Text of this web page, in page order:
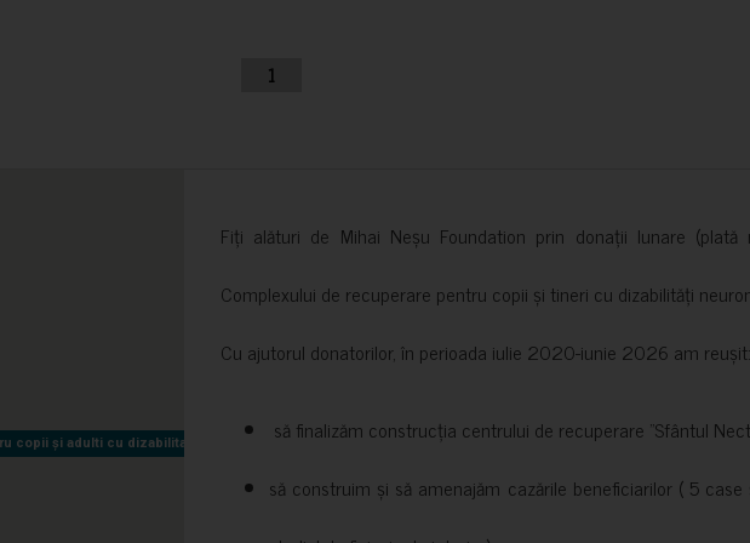
1
copii și adulti cu dizabilitati neuromotorii Sfântul Nectarie
copii și adulti cu dizabilitati neuromotorii Sfântul Nectarie
Fiți alături de Mihai Neșu Foundation prin donații lunare
Complexului de recuperare pentru copii și tineri cu dizabilități
Cu ajutorul donatorilor, în perioada iulie 2020-iunie 2026 am reușit:
să finalizăm construcția centrului de recuperare ”Sfântul
să construim și să amenajăm cazările beneficiarilor ( 5